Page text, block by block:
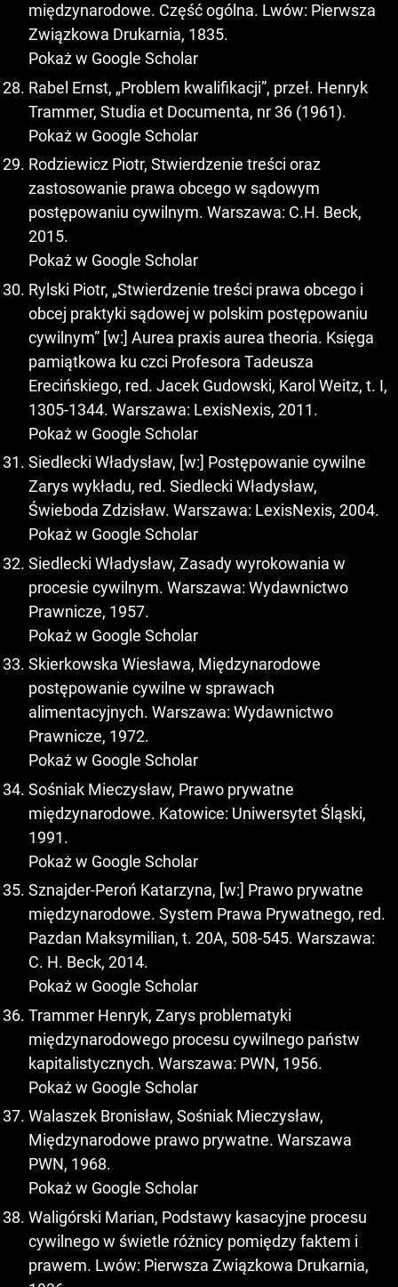
międzynarodowe. Część ogólna. Lwów: Pierwsza
Związkowa Drukarnia, 1835.
Pokaż w Google Scholar
Rabel Ernst, „Problem kwalifikacji”, przeł. Henryk
Trammer, Studia et Documenta, nr 36 (1961).
Pokaż w Google Scholar
Rodziewicz Piotr, Stwierdzenie treści oraz
zastosowanie prawa obcego w sądowym
postępowaniu cywilnym. Warszawa: C.H. Beck,
2015.
Pokaż w Google Scholar
Rylski Piotr, „Stwierdzenie treści prawa obcego i
obcej praktyki sądowej w polskim postępowaniu
cywilnym” [w:] Aurea praxis aurea theoria. Księga
pamiątkowa ku czci Profesora Tadeusza
Erecińskiego, red. Jacek Gudowski, Karol Weitz, t. I,
1305-1344. Warszawa: LexisNexis, 2011.
Pokaż w Google Scholar
Siedlecki Władysław, [w:] Postępowanie cywilne
Zarys wykładu, red. Siedlecki Władysław,
Świeboda Zdzisław. Warszawa: LexisNexis, 2004.
Pokaż w Google Scholar
Siedlecki Władysław, Zasady wyrokowania w
procesie cywilnym. Warszawa: Wydawnictwo
Prawnicze, 1957.
Pokaż w Google Scholar
Skierkowska Wiesława, Międzynarodowe
postępowanie cywilne w sprawach
alimentacyjnych. Warszawa: Wydawnictwo
Prawnicze, 1972.
Pokaż w Google Scholar
Sośniak Mieczysław, Prawo prywatne
międzynarodowe. Katowice: Uniwersytet Śląski,
1991.
Pokaż w Google Scholar
Sznajder-Peroń Katarzyna, [w:] Prawo prywatne
międzynarodowe. System Prawa Prywatnego, red.
Pazdan Maksymilian, t. 20A, 508-545. Warszawa:
C. H. Beck, 2014.
Pokaż w Google Scholar
Trammer Henryk, Zarys problematyki
międzynarodowego procesu cywilnego państw
kapitalistycznych. Warszawa: PWN, 1956.
Pokaż w Google Scholar
Walaszek Bronisław, Sośniak Mieczysław,
Międzynarodowe prawo prywatne. Warszawa
PWN, 1968.
Pokaż w Google Scholar
Waligórski Marian, Podstawy kasacyjne procesu
cywilnego w świetle różnicy pomiędzy faktem i
prawem. Lwów: Pierwsza Związkowa Drukarnia,